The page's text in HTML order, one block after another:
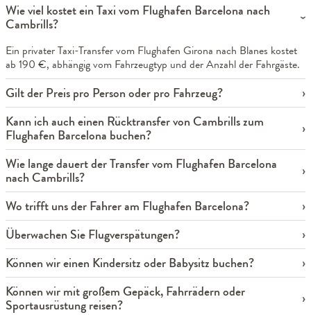
Wie viel kostet ein Taxi vom Flughafen Barcelona nach
Cambrills?
Ein privater Taxi-Transfer vom Flughafen Girona nach Blanes kostet
ab 190 €, abhängig vom Fahrzeugtyp und der Anzahl der Fahrgäste.
Gilt der Preis pro Person oder pro Fahrzeug?
Kann ich auch einen Rücktransfer von Cambrills zum
Flughafen Barcelona buchen?
Wie lange dauert der Transfer vom Flughafen Barcelona
nach Cambrills?
Wo trifft uns der Fahrer am Flughafen Barcelona?
Überwachen Sie Flugverspätungen?
Können wir einen Kindersitz oder Babysitz buchen?
Können wir mit großem Gepäck, Fahrrädern oder
Sportausrüstung reisen?